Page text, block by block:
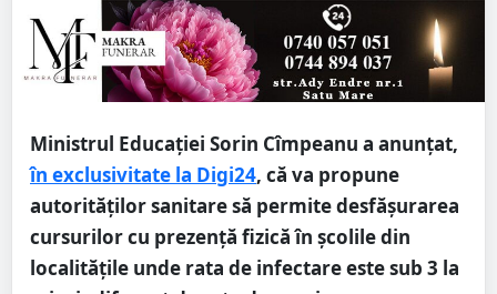
Ministrul Educației Sorin Cîmpeanu a anunțat,
în exclusivitate la Digi24, că va propune
autorităților sanitare să permite desfășurarea
cursurilor cu prezență fizică în școlile din
localitățile unde rata de infectare este sub 3 la